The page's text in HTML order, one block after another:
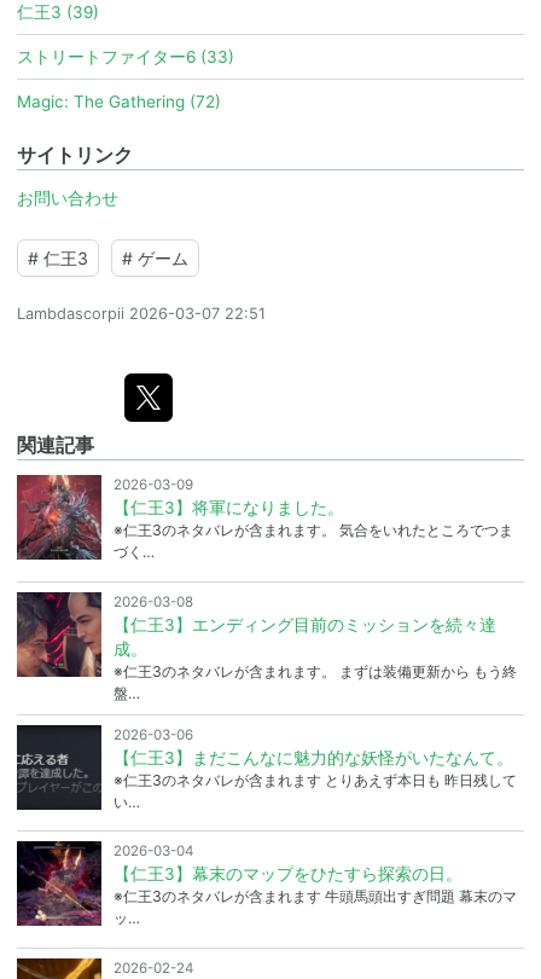
仁王3 (39)
ストリートファイター6 (33)
Magic: The Gathering (72)
サイトリンク
お問い合わせ
# 仁王3 # ゲーム
Lambdascorpii 2026-03-07 22:51
関連記事
2026-03-09
【仁王3】将軍になりました。
※仁王3のネタバレが含まれます。 気合をいれたところでつま
づく…
2026-03-08
【仁王3】エンディング目前のミッションを続々達
成。
※仁王3のネタバレが含まれます。 まずは装備更新から もう終
盤…
2026-03-06
【仁王3】まだこんなに魅力的な妖怪がいたなんて。
※仁王3のネタバレが含まれます とりあえず本日も 昨日残して
い…
2026-03-04
【仁王3】幕末のマップをひたすら探索の日。
※仁王3のネタバレが含まれます 牛頭馬頭出すぎ問題 幕末のマ
ッ…
2026-02-24